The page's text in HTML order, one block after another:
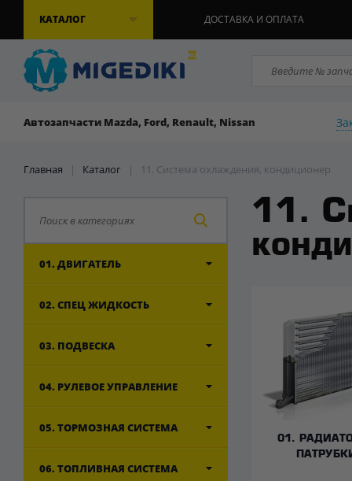
КАТАЛОГ ДОСТАВКА И ОПЛАТА
Автозапчасти Mazda, Ford, Renault, Nissan
Главная | Каталог | 11. Система охлаждения, кондиционер
01. ДВИГАТЕЛЬ
02. СПЕЦ ЖИДКОСТЬ
03. ПОДВЕСКА
04. РУЛЕВОЕ УПРАВЛЕНИЕ
05. ТОРМОЗНАЯ СИСТЕМА
06. ТОПЛИВНАЯ СИСТЕМА
11.
01.